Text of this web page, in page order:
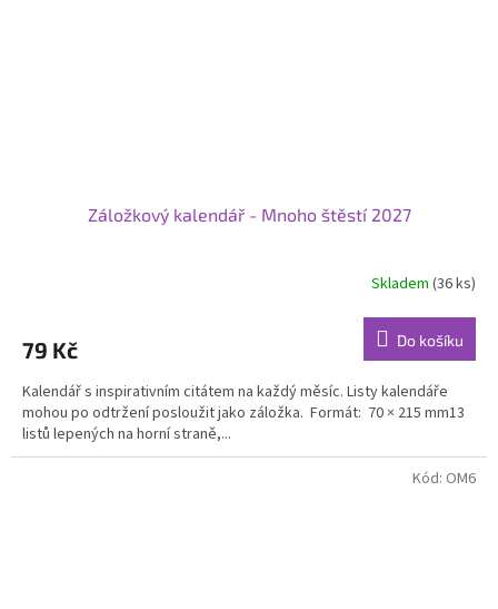
Záložkový kalendář - Mnoho štěstí 2027
Skladem (36 ks)
79 Kč Do košíku
Kalendář s inspirativním citátem na každý měsíc. Listy kalendáře
mohou po odtržení posloužit jako záložka. Formát: 70 × 215 mm13
listů lepených na horní straně,...
Kód: OM6